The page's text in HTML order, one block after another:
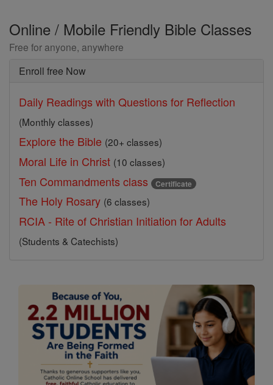
Online / Mobile Friendly Bible Classes
Free for anyone, anywhere
Enroll free Now
Daily Readings with Questions for Reflection
(Monthly classes)
Explore the Bible (20+ classes)
Moral Life in Christ (10 classes)
Ten Commandments class Certificate
The Holy Rosary (6 classes)
RCIA - Rite of Christian Initiation for Adults
(Students & Catechists)